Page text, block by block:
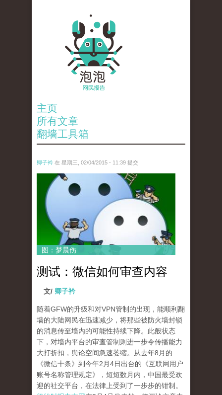
主页
所有文章
翻墙工具箱
卿子衿 在 星期三, 02/04/2015 - 11:39 提交
untitled.jpg
图：梦晨伤
测试：微信如何审查内容
文/ 卿子衿
随着GFW的升级和对VPN管制的出现，能顺利翻
墙的大陆网民在迅速减少，将那些被防火墙封锁
的消息传至墙内的可能性持续下降。此般状态
下，对墙内平台的审查管制则进一步令传播能力
大打折扣，舆论空间急速萎缩。从去年8月的
《微信十条》到今年2月4日出台的《互联网用户
账号名称管理规定》，短短数月内，中国最受欢
迎的社交平台，在法律上受到了一步步的钳制。